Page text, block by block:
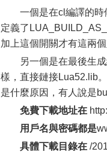
一個是在cl編譯的
定義了
加上這個開關才有這兩
另一個是在最後生
樣，直接鏈接Lua52.lib
是什麼原因，有人說是
免費下載地址在
用戶名與密碼都是
具體下載目錄在 /